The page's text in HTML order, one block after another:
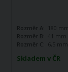
Skladem v ČR
Rozměr A:
180 mm
Rozměr B:
41 mm
Rozměr C: 6,5 mm